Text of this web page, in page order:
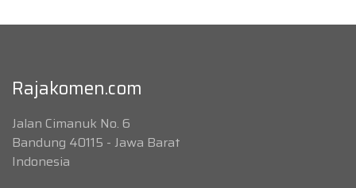
Rajakomen.com
Jalan Cimanuk No. 6
Bandung 40115 - Jawa Barat
Indonesia